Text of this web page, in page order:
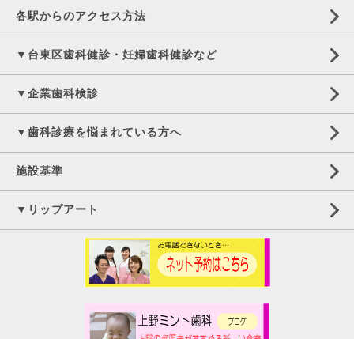
各駅からのアクセス方法
▼台東区歯科健診・妊婦歯科健診など
▼企業歯科検診
▼歯科診療を悩まれている方へ
施設基準
▼リップアート